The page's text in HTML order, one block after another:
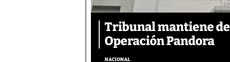
Tribunal mantiene
Operación Pandora
NACIONAL